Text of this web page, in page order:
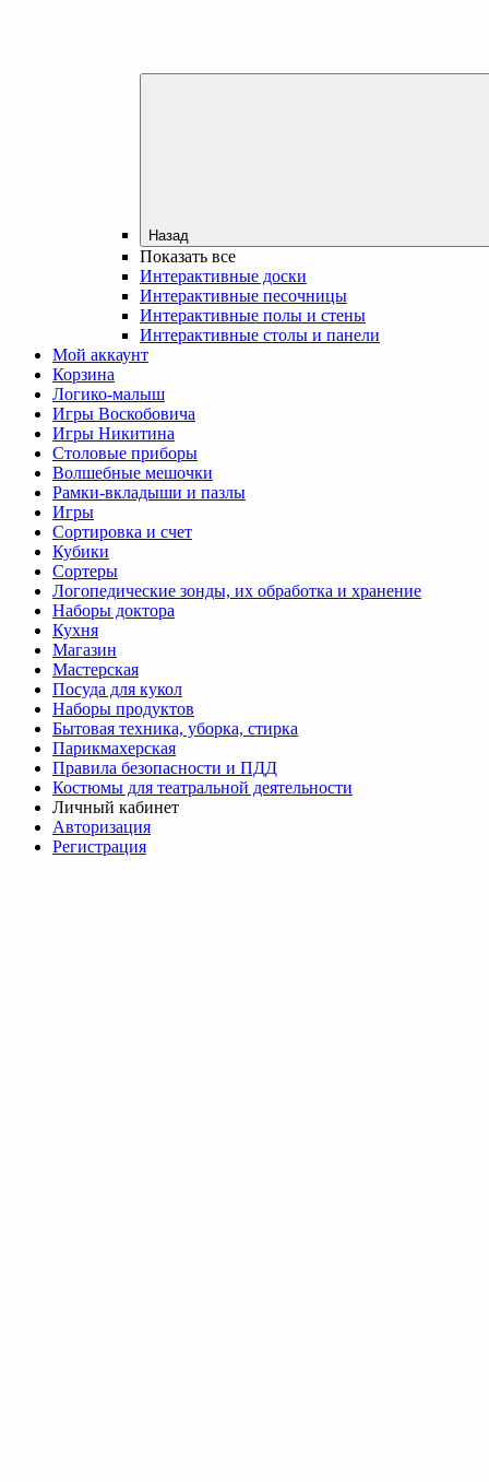
Назад
Показать все
Интерактивные доски
Интерактивные песочницы
Интерактивные полы и стены
Интерактивные столы и панели
Мой аккаунт
Корзина
Логико-малыш
Игры Воскобовича
Игры Никитина
Столовые приборы
Волшебные мешочки
Рамки-вкладыши и пазлы
Игры
Сортировка и счет
Кубики
Сортеры
Логопедические зонды, их обработка и хранение
Наборы доктора
Кухня
Магазин
Мастерская
Посуда для кукол
Наборы продуктов
Бытовая техника, уборка, стирка
Парикмахерская
Правила безопасности и ПДД
Костюмы для театральной деятельности
Личный кабинет
Авторизация
Регистрация